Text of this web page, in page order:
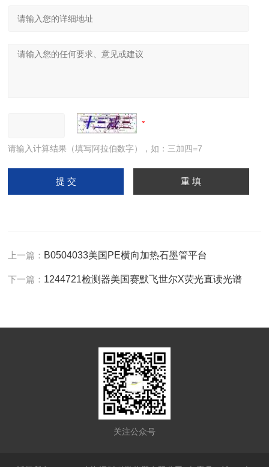
请输入计算结果（填写阿拉伯数字），如：三加四=7
上一篇： B0504033美国PE横向加热石墨管平台
下一篇： 1244721检测器美国赛默飞世尔X荧光直读光谱
关注公众号